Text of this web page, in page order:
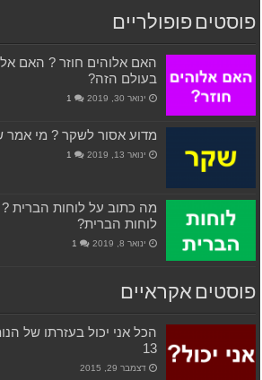
פוסטים פופולריים
האם אלוהים חוזר ? האם
בעולם הזה?
ינואר 30, 2019 1
מדוע אסור לשקר ? מי אמר
ינואר 13, 2019 1
מה כתוב על לוחות הברית
לוחות הברית?
ינואר 8, 2019 1
פוסטים אקראיים
הכל אני יכול בעזרתו של
13
דצמבר 29, 2015